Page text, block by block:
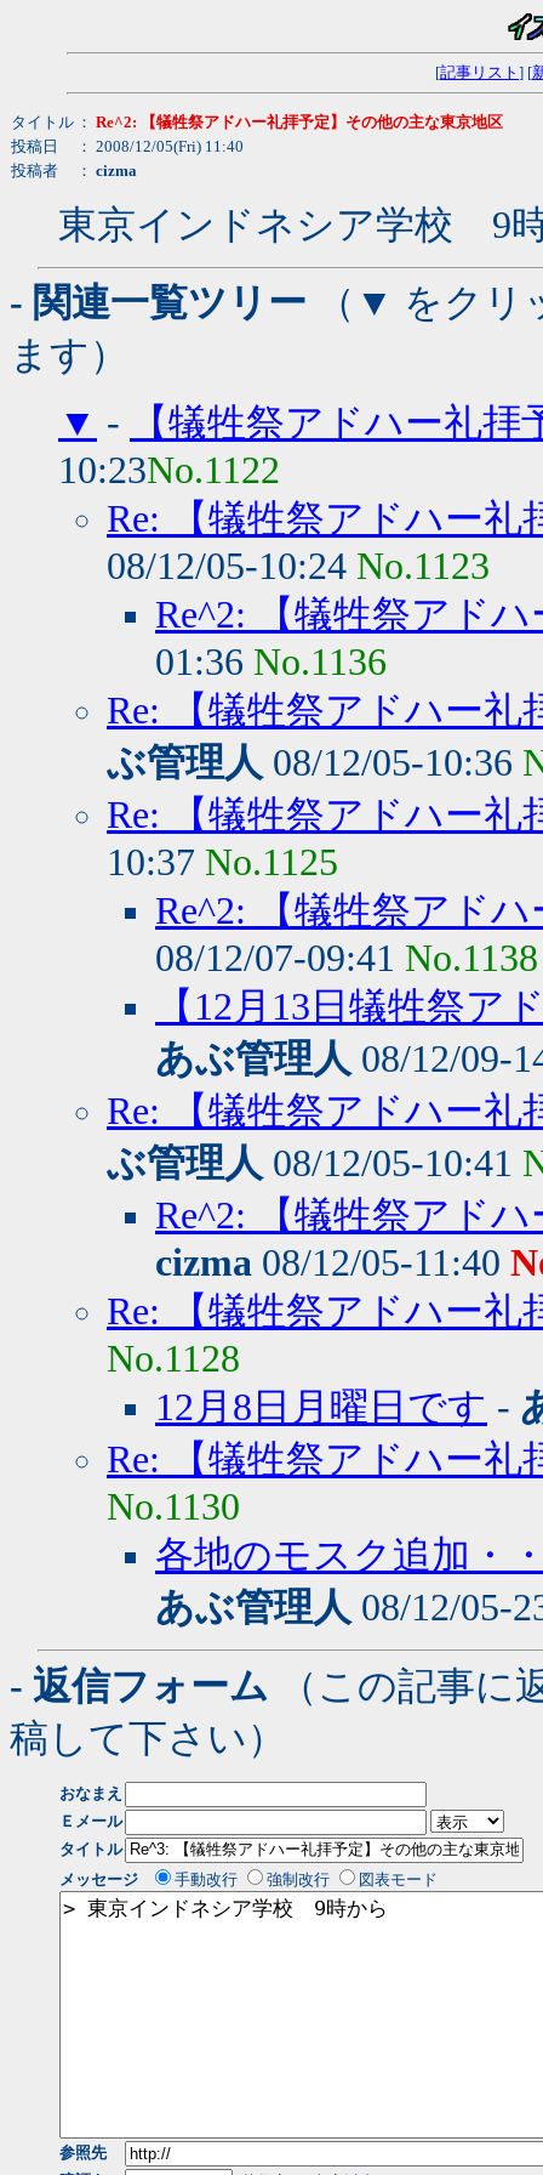
[記事リスト ] [
タイトル ： Re^2: 【犠牲祭アドハー礼拝予定】その他の主な東京地区
投稿日
： 2008/12/05(Fri) 11:40
投稿者
： cizma
東京インドネシア学校 9
- 関連一覧ツリー （▼ をクリ
ます）
▼ -
【犠牲祭アドハー礼拝
10:23No.1122
Re: 【犠牲祭アドハー
08/12/05-10:24 No.1123
Re^2: 【犠牲祭アド
01:36 No.1136
Re: 【犠牲祭アドハー
ぶ管理人 08/12/05-10:36
Re: 【犠牲祭アドハー礼
10:37 No.1125
Re^2: 【犠牲祭アド
08/12/07-09:41 No.1138
【12月13日犠牲祭ア
あぶ管理人 08/12/09-
Re: 【犠牲祭アドハー
ぶ管理人 08/12/05-10:41
Re^2: 【犠牲祭アド
cizma 08/12/05-11:40
Re: 【犠牲祭アドハー礼
No.1128
12月8日月曜日です -
Re: 【犠牲祭アドハー礼
No.1130
各地のモスク追加・
あぶ管理人 08/12/05-
- 返信フォーム （この記事に
稿して下さい）
おなまえ
Ｅメール
タイトル
メッセージ
手動改行 強制改行 図表モード
参照先